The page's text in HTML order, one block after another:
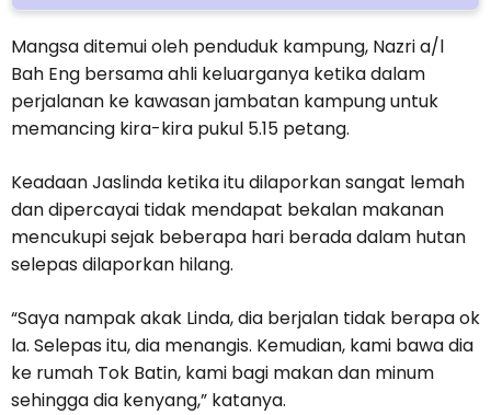
Mangsa ditemui oleh penduduk kampung, Nazri a/l
Bah Eng bersama ahli keluarganya ketika dalam
perjalanan ke kawasan jambatan kampung untuk
memancing kira-kira pukul 5.15 petang.
Keadaan Jaslinda ketika itu dilaporkan sangat lemah
dan dipercayai tidak mendapat bekalan makanan
mencukupi sejak beberapa hari berada dalam hutan
selepas dilaporkan hilang.
“Saya nampak akak Linda, dia berjalan tidak berapa ok
la. Selepas itu, dia menangis. Kemudian, kami bawa dia
ke rumah Tok Batin, kami bagi makan dan minum
sehingga dia kenyang,” katanya.